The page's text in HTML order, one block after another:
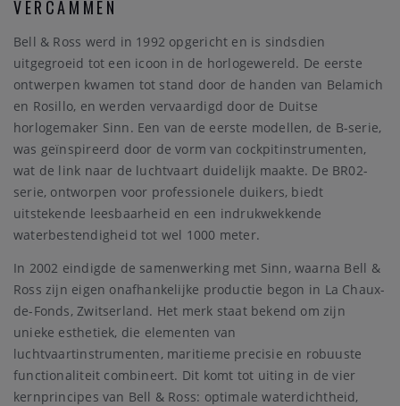
VERCAMMEN
Bell & Ross werd in 1992 opgericht en is sindsdien
uitgegroeid tot een icoon in de horlogewereld. De eerste
ontwerpen kwamen tot stand door de handen van Belamich
en Rosillo, en werden vervaardigd door de Duitse
horlogemaker Sinn. Een van de eerste modellen, de B-serie,
was geïnspireerd door de vorm van cockpitinstrumenten,
wat de link naar de luchtvaart duidelijk maakte. De BR02-
serie, ontworpen voor professionele duikers, biedt
uitstekende leesbaarheid en een indrukwekkende
waterbestendigheid tot wel 1000 meter.
In 2002 eindigde de samenwerking met Sinn, waarna Bell &
Ross zijn eigen onafhankelijke productie begon in La Chaux-
de-Fonds, Zwitserland. Het merk staat bekend om zijn
unieke esthetiek, die elementen van
luchtvaartinstrumenten, maritieme precisie en robuuste
functionaliteit combineert. Dit komt tot uiting in de vier
kernprincipes van Bell & Ross: optimale waterdichtheid,